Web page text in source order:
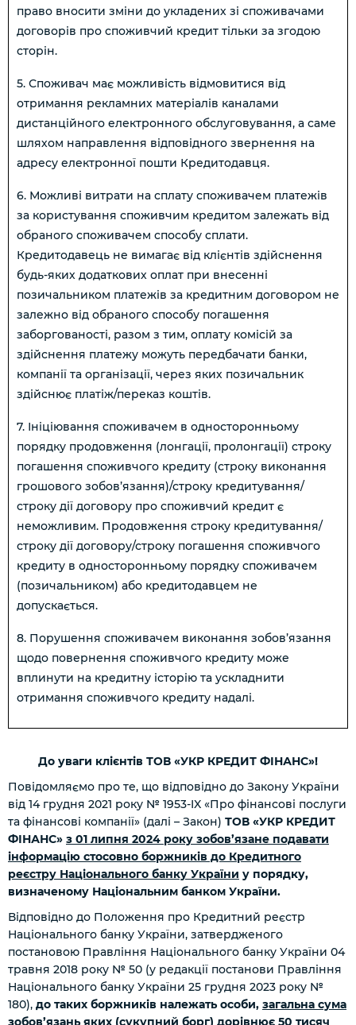
право вносити зміни до укладених зі споживачами
договорів про споживчий кредит тільки за згодою
сторін.
5. Споживач має можливість відмовитися від
отримання рекламних матеріалів каналами
дистанційного електронного обслуговування, а саме
шляхом направлення відповідного звернення на
адресу електронної пошти Кредитодавця.
6. Можливі витрати на сплату споживачем платежів
за користування споживчим кредитом залежать від
обраного споживачем способу сплати.
Кредитодавець не вимагає від клієнтів здійснення
будь-яких додаткових оплат при внесенні
позичальником платежів за кредитним договором не
залежно від обраного способу погашення
заборгованості, разом з тим, оплату комісій за
здійснення платежу можуть передбачати банки,
компанії та організації, через яких позичальник
здійснює платіж/переказ коштів.
7. Ініціювання споживачем в односторонньому
порядку продовження (лонгації, пролонгації) строку
погашення споживчого кредиту (строку виконання
грошового зобов’язання)/строку кредитування/
строку дії договору про споживчий кредит є
неможливим. Продовження строку кредитування/
строку дії договору/строку погашення споживчого
кредиту в односторонньому порядку споживачем
(позичальником) або кредитодавцем не
допускається.
8. Порушення споживачем виконання зобов’язання
щодо повернення споживчого кредиту може
вплинути на кредитну історію та ускладнити
отримання споживчого кредиту надалі.
До уваги клієнтів ТОВ «УКР КРЕДИТ ФІНАНС»!
Повідомляємо про те, що відповідно до Закону України
від 14 грудня 2021 року № 1953-IX «Про фінансові послуги
та фінансові компанії» (далі – Закон) ТОВ «УКР КРЕДИТ
ФІНАНС» з 01 липня 2024 року зобов’язане подавати
інформацію стосовно боржників до Кредитного
реєстру Національного банку України у порядку,
визначеному Національним банком України.
Відповідно до Положення про Кредитний реєстр
Національного банку України, затвердженого
постановою Правління Національного банку України 04
травня 2018 року № 50 (у редакції постанови Правління
Національного банку України 25 грудня 2023 року №
180), до таких боржників належать особи, загальна сума
зобов’язань яких (сукупний борг) дорівнює 50 тисяч